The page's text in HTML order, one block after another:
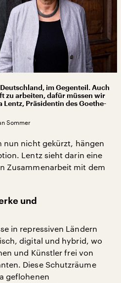
im Gegenteil. Auch
zu arbeiten, dafür müssen wir
Lentz, Präsidentin des Goethe-
Sommer
nun nicht gekürzt, hängen
Lentz sieht darin eine
Zusammenarbeit mit dem
und
in repressiven Ländern
digital und hybrid, wo
und Künstler frei von
Diese Schutzräume
geflohenen